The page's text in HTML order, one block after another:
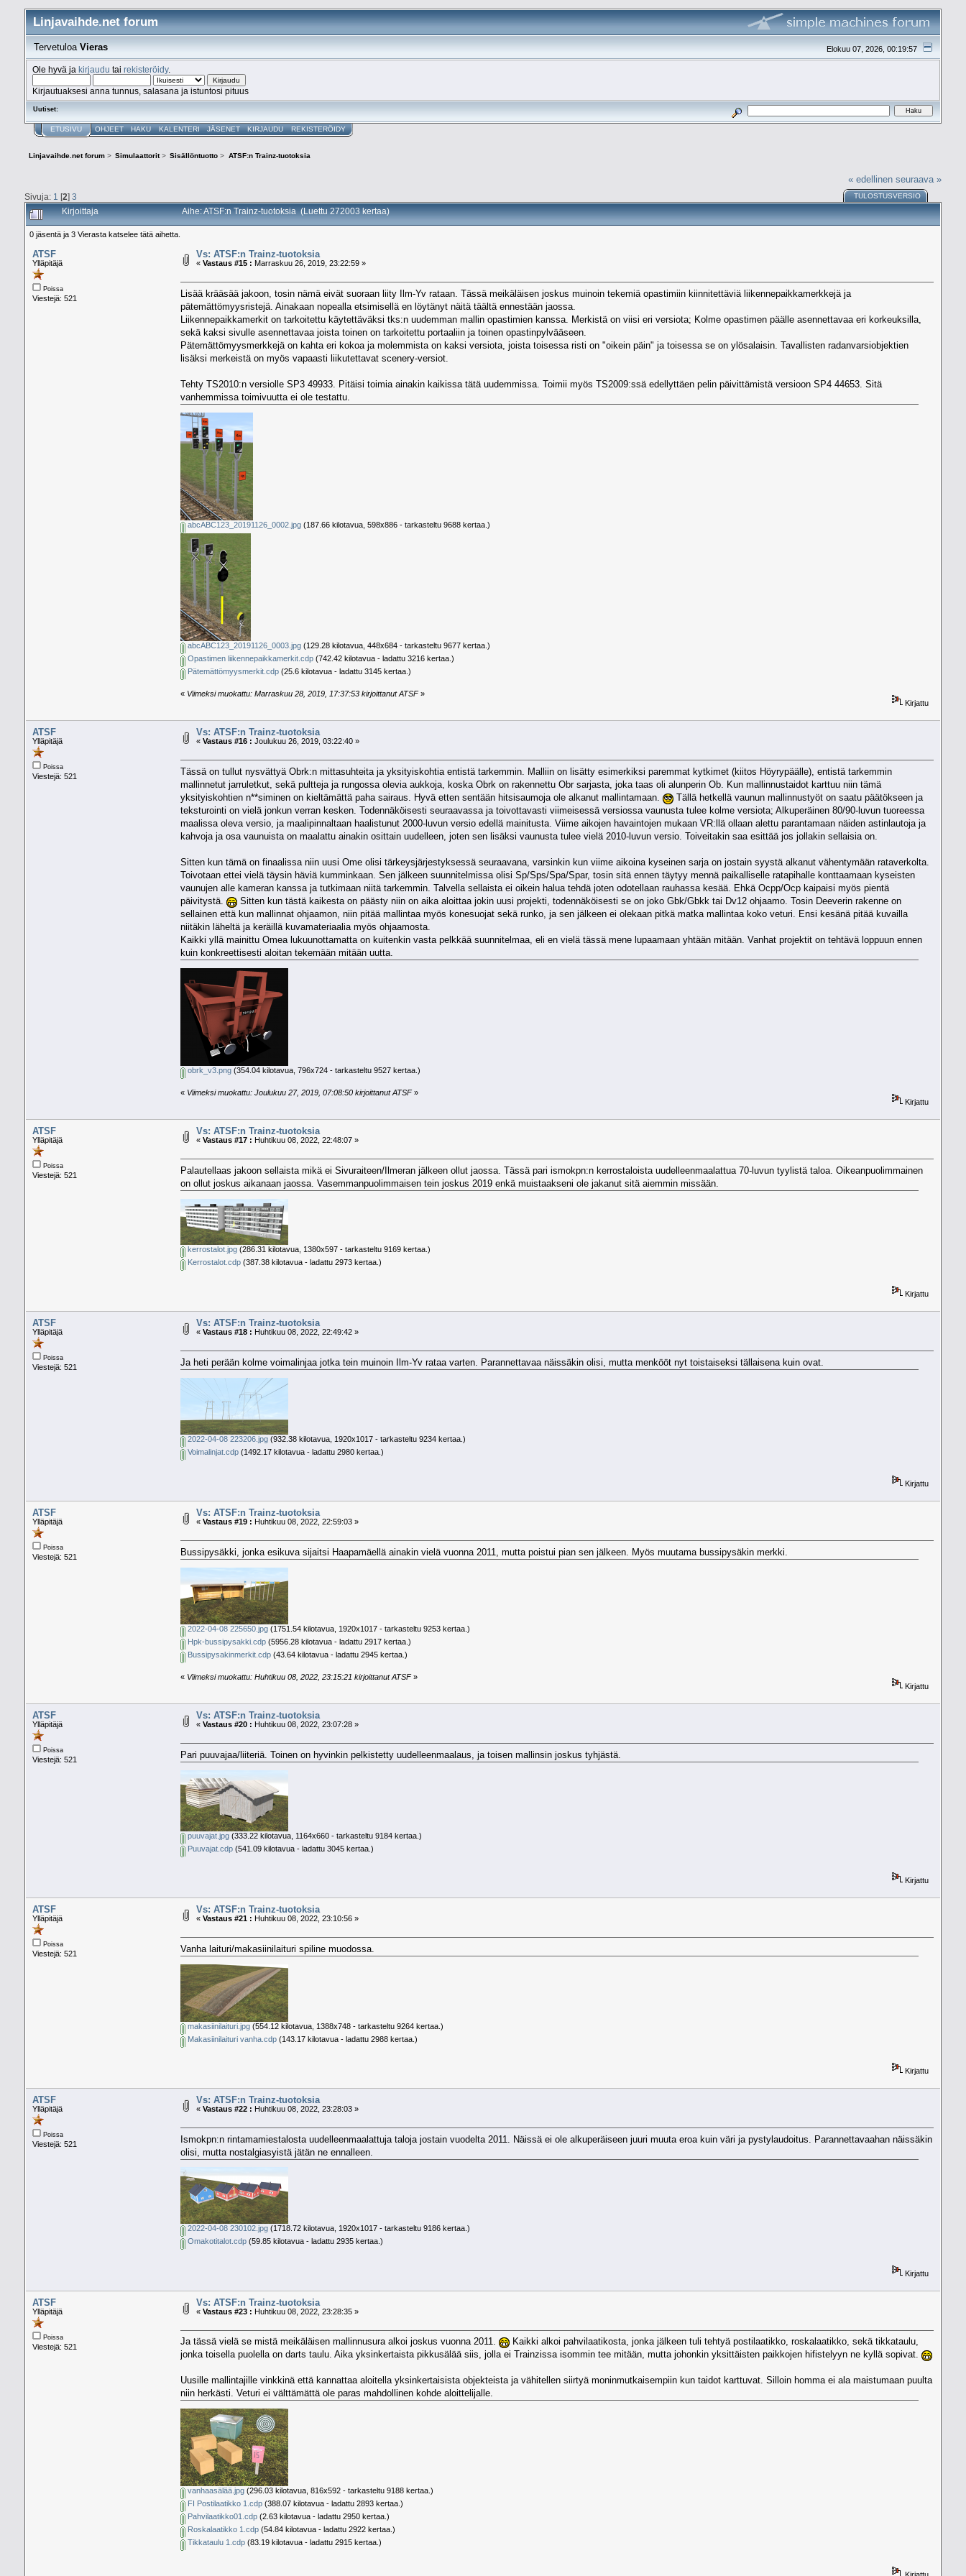
Linjavaihde.net forum
Elokuu 07, 2026, 00:19:57
TervetuloaVieras
Ole hyvä ja kirjaudu tai rekisteröidy.
Kirjautuaksesi anna tunnus, salasana ja istuntosi pituus
Uutiset:
ETUSIVU OHJEET HAKU KALENTERI JÄSENET KIRJAUDU REKISTERÖIDY
Linjavaihde.net forum > Simulaattorit> Sisällöntuotto > ATSF:n Trainz-tuotoksia
« edellinen seuraava »
Sivuja: 1 [2] 3 TULOSTUSVERSIO
Kirjoittaja Aihe: ATSF:n Trainz-tuotoksia (Luettu 272003 kertaa)
0 jäsentä ja 3 Vierasta katselee tätä aihetta.
ATSF
Ylläpitäjä
Poissa
Viestejä: 521
Vs: ATSF:n Trainz-tuotoksia
« Vastaus #15 : Marraskuu 26, 2019, 23:22:59 »
Lisää krääsää jakoon, tosin nämä eivät suoraan liity Ilm-Yv rataan. Tässä meikäläisen joskus muinoin tekemiä opastimiin kiinnitettäviä liikennepaikkamerkkejä ja
pätemättömyysristejä. Ainakaan nopealla etsimisellä en löytänyt näitä täältä ennestään jaossa.
Liikennepaikkamerkit on tarkoitettu käytettäväksi tks:n uudemman mallin opastimien kanssa. Merkistä on viisi eri versiota; Kolme opastimen päälle asennettavaa eri korkeuksilla,
sekä kaksi sivulle asennettavaa joista toinen on tarkoitettu portaaliin ja toinen opastinpylvääseen.
Pätemättömyysmerkkejä on kahta eri kokoa ja molemmista on kaksi versiota, joista toisessa risti on "oikein päin" ja toisessa se on ylösalaisin. Tavallisten radanvarsiobjektien
lisäksi merkeistä on myös vapaasti liikutettavat scenery-versiot.
Tehty TS2010:n versiolle SP3 49933. Pitäisi toimia ainakin kaikissa tätä uudemmissa. Toimii myös TS2009:ssä edellyttäen pelin päivittämistä versioon SP4 44653. Sitä
vanhemmissa toimivuutta ei ole testattu.
abcABC123_20191126_0002.jpg (187.66 kilotavua, 598x886 - tarkasteltu 9688 kertaa.)
abcABC123_20191126_0003.jpg (129.28 kilotavua, 448x684 - tarkasteltu 9677 kertaa.)
Opastimen liikennepaikkamerkit.cdp (742.42 kilotavua - ladattu 3216 kertaa.)
Pätemättömyysmerkit.cdp (25.6 kilotavua - ladattu 3145 kertaa.)
« Viimeksi muokattu: Marraskuu 28, 2019, 17:37:53 kirjoittanut ATSF»
Kirjattu
ATSF
Ylläpitäjä
Poissa
Viestejä: 521
Vs: ATSF:n Trainz-tuotoksia
« Vastaus #16 : Joulukuu 26, 2019, 03:22:40 »
Tässä on tullut nysvättyä Obrk:n mittasuhteita ja yksityiskohtia entistä tarkemmin. Malliin on lisätty esimerkiksi paremmat kytkimet (kiitos Höyrypäälle), entistä tarkemmin
mallinnetut jarruletkut, sekä pultteja ja rungossa olevia aukkoja, koska Obrk on rakennettu Obr sarjasta, joka taas oli alunperin Ob. Kun mallinnustaidot karttuu niin tämä
yksityiskohtien n**siminen on kieltämättä paha sairaus. Hyvä etten sentään hitsisaumoja ole alkanut mallintamaan.
Tällä hetkellä vaunun mallinnustyöt on saatu päätökseen ja
teksturointi on vielä jonkun verran kesken. Todennäköisesti seuraavassa ja toivottavasti viimeisessä versiossa vaunusta tulee kolme versiota; Alkuperäinen 80/90-luvun tuoreessa
maalissa oleva versio, ja maalipinnaltaan haalistunut 2000-luvun versio edellä mainitusta. Viime aikojen havaintojen mukaan VR:llä ollaan alettu parantamaan näiden astinlautoja ja
kahvoja ja osa vaunuista on maalattu ainakin osittain uudelleen, joten sen lisäksi vaunusta tulee vielä 2010-luvun versio. Toiveitakin saa esittää jos jollakin sellaisia on.
Sitten kun tämä on finaalissa niin uusi Ome olisi tärkeysjärjestyksessä seuraavana, varsinkin kun viime aikoina kyseinen sarja on jostain syystä alkanut vähentymään rataverkolta.
Toivotaan ettei vielä täysin häviä kumminkaan. Sen jälkeen suunnitelmissa olisi Sp/Sps/Spa/Spar, tosin sitä ennen täytyy mennä paikalliselle ratapihalle konttaamaan kyseisten
vaunujen alle kameran kanssa ja tutkimaan niitä tarkemmin. Talvella sellaista ei oikein halua tehdä joten odotellaan rauhassa kesää. Ehkä Ocpp/Ocp kaipaisi myös pientä
päivitystä.
Sitten kun tästä kaikesta on päästy niin on aika aloittaa jokin uusi projekti, todennäköisesti se on joko Gbk/Gbkk tai Dv12 ohjaamo. Tosin Deeverin rakenne on
sellainen että kun mallinnat ohjaamon, niin pitää mallintaa myös konesuojat sekä runko, ja sen jälkeen ei olekaan pitkä matka mallintaa koko veturi. Ensi kesänä pitää kuvailla
niitäkin läheltä ja keräillä kuvamateriaalia myös ohjaamosta.
Kaikki yllä mainittu Omea lukuunottamatta on kuitenkin vasta pelkkää suunnitelmaa, eli en vielä tässä mene lupaamaan yhtään mitään. Vanhat projektit on tehtävä loppuun ennen
kuin konkreettisesti aloitan tekemään mitään uutta.
obrk_v3.png (354.04 kilotavua, 796x724 - tarkasteltu 9527 kertaa.)
« Viimeksi muokattu: Joulukuu 27, 2019, 07:08:50 kirjoittanut ATSF»
Kirjattu
ATSF
Ylläpitäjä
Poissa
Viestejä: 521
Vs: ATSF:n Trainz-tuotoksia
« Vastaus #17 : Huhtikuu 08, 2022, 22:48:07 »
Palautellaas jakoon sellaista mikä ei Sivuraiteen/Ilmeran jälkeen ollut jaossa. Tässä pari ismokpn:n kerrostaloista uudelleenmaalattua 70-luvun tyylistä taloa. Oikeanpuolimmainen
on ollut joskus aikanaan jaossa. Vasemmanpuolimmaisen tein joskus 2019 enkä muistaakseni ole jakanut sitä aiemmin missään.
kerrostalot.jpg (286.31 kilotavua, 1380x597 - tarkasteltu 9169 kertaa.)
Kerrostalot.cdp (387.38 kilotavua - ladattu 2973 kertaa.)
Kirjattu
ATSF
Ylläpitäjä
Poissa
Viestejä: 521
Vs: ATSF:n Trainz-tuotoksia
« Vastaus #18 : Huhtikuu 08, 2022, 22:49:42 »
Ja heti perään kolme voimalinjaa jotka tein muinoin Ilm-Yv rataa varten. Parannettavaa näissäkin olisi, mutta menkööt nyt toistaiseksi tällaisena kuin ovat.
2022-04-08 223206.jpg (932.38 kilotavua, 1920x1017 - tarkasteltu 9234 kertaa.)
Voimalinjat.cdp (1492.17 kilotavua - ladattu 2980 kertaa.)
Kirjattu
ATSF
Ylläpitäjä
Poissa
Viestejä: 521
Vs: ATSF:n Trainz-tuotoksia
« Vastaus #19 : Huhtikuu 08, 2022, 22:59:03 »
Bussipysäkki, jonka esikuva sijaitsi Haapamäellä ainakin vielä vuonna 2011, mutta poistui pian sen jälkeen. Myös muutama bussipysäkin merkki.
2022-04-08 225650.jpg (1751.54 kilotavua, 1920x1017 - tarkasteltu 9253 kertaa.)
Hpk-bussipysakki.cdp (5956.28 kilotavua - ladattu 2917 kertaa.)
Bussipysakinmerkit.cdp (43.64 kilotavua - ladattu 2945 kertaa.)
« Viimeksi muokattu: Huhtikuu 08, 2022, 23:15:21 kirjoittanut ATSF»
Kirjattu
ATSF
Ylläpitäjä
Poissa
Viestejä: 521
Vs: ATSF:n Trainz-tuotoksia
« Vastaus #20 : Huhtikuu 08, 2022, 23:07:28 »
Pari puuvajaa/liiteriä. Toinen on hyvinkin pelkistetty uudelleenmaalaus, ja toisen mallinsin joskus tyhjästä.
puuvajat.jpg (333.22 kilotavua, 1164x660 - tarkasteltu 9184 kertaa.)
Puuvajat.cdp (541.09 kilotavua - ladattu 3045 kertaa.)
Kirjattu
ATSF
Ylläpitäjä
Poissa
Viestejä: 521
Vs: ATSF:n Trainz-tuotoksia
« Vastaus #21 : Huhtikuu 08, 2022, 23:10:56 »
Vanha laituri/makasiinilaituri spiline muodossa.
makasiinilaituri.jpg (554.12 kilotavua, 1388x748 - tarkasteltu 9264 kertaa.)
Makasiinilaituri vanha.cdp (143.17 kilotavua - ladattu 2988 kertaa.)
Kirjattu
ATSF
Ylläpitäjä
Poissa
Viestejä: 521
Vs: ATSF:n Trainz-tuotoksia
« Vastaus #22 : Huhtikuu 08, 2022, 23:28:03 »
Ismokpn:n rintamamiestalosta uudelleenmaalattuja taloja jostain vuodelta 2011. Näissä ei ole alkuperäiseen juuri muuta eroa kuin väri ja pystylaudoitus. Parannettavaahan näissäkin
olisi, mutta nostalgiasyistä jätän ne ennalleen.
2022-04-08 230102.jpg (1718.72 kilotavua, 1920x1017 - tarkasteltu 9186 kertaa.)
Omakotitalot.cdp (59.85 kilotavua - ladattu 2935 kertaa.)
Kirjattu
ATSF
Ylläpitäjä
Poissa
Viestejä: 521
Vs: ATSF:n Trainz-tuotoksia
« Vastaus #23 : Huhtikuu 08, 2022, 23:28:35 »
Ja tässä vielä se mistä meikäläisen mallinnusura alkoi joskus vuonna 2011.
Kaikki alkoi pahvilaatikosta, jonka jälkeen tuli tehtyä postilaatikko, roskalaatikko, sekä tikkataulu,
jonka toisella puolella on darts taulu. Aika yksinkertaista pikkusälää siis, jolla ei Trainzissa isommin tee mitään, mutta johonkin yksittäisten paikkojen hifistelyyn ne kyllä sopivat.
Uusille mallintajille vinkkinä että kannattaa aloitella yksinkertaisista objekteista ja vähitellen siirtyä moninmutkaisempiin kun taidot karttuvat. Silloin homma ei ala maistumaan puulta
niin herkästi. Veturi ei välttämättä ole paras mahdollinen kohde aloittelijalle.
vanhaasälää.jpg (296.03 kilotavua, 816x592 - tarkasteltu 9188 kertaa.)
FI Postilaatikko 1.cdp (388.07 kilotavua - ladattu 2893 kertaa.)
Pahvilaatikko01.cdp (2.63 kilotavua - ladattu 2950 kertaa.)
Roskalaatikko 1.cdp (54.84 kilotavua - ladattu 2922 kertaa.)
Tikkataulu 1.cdp (83.19 kilotavua - ladattu 2915 kertaa.)